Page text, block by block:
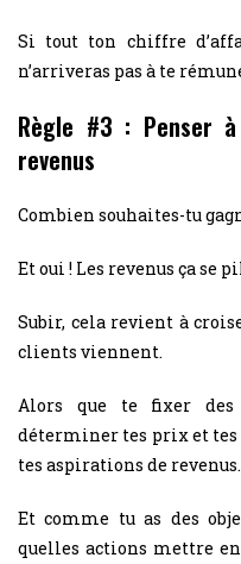
Si tout ton chiffre
n’arriveras pas à te
Règle #3 : Penser
revenus
Combien souhaites-tu
Et oui ! Les revenus ça se
Subir, cela revient à
clients viennent.
Alors que te fixer
déterminer tes prix et tes
tes aspirations de revenus.
Et comme tu as des
quelles actions mettre